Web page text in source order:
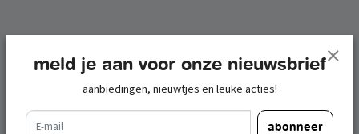
meld je aan voor onze nieuwsbrief
aanbiedingen, nieuwtjes en leuke acties!
e-mail
abonneer